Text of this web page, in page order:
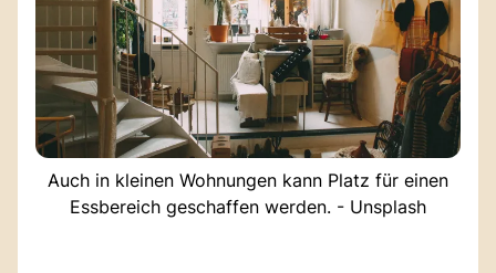
Auch in kleinen Wohnungen kann Platz für einen
Essbereich geschaffen werden. - Unsplash